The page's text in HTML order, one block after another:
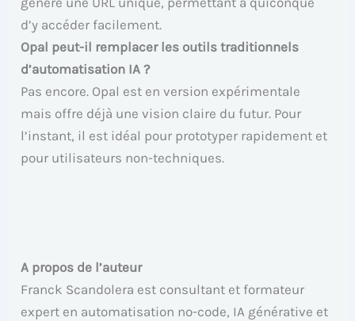
d’y accéder facilement.
Opal peut-il remplacer les outils traditionnels
d’automatisation IA ?
Pas encore. Opal est en version expérimentale
mais offre déjà une vision claire du futur. Pour
l’instant, il est idéal pour prototyper rapidement et
pour utilisateurs non-techniques.
A propos de l’auteur
Franck Scandolera est consultant et formateur
expert en automatisation no-code, IA générative et